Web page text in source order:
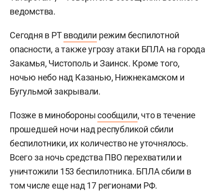
ведомства.
Сегодня в РТвводили режим беспилотной
опасности, а также угрозу атаки БПЛА на города
Закамья, Чистополь и Заинск. Кроме того,
ночью небо над Казанью, Нижнекамском и
Бугульмой закрывали.
Позже в миноборонысообщили, что в течение
прошедшей ночи над республикой сбили
беспилотники, их количество не уточнялось.
Всего за ночь средства ПВО перехватили и
уничтожили 153 беспилотника. БПЛА сбили в
том числе еще над 17 регионами РФ.